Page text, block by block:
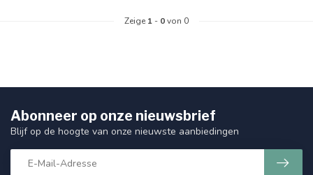
Zeige 1 - 0von 0
Abonneer op onze nieuwsbrief
Blijf op de hoogte van onze nieuwste aanbiedingen